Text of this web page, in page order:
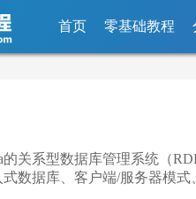
首页 零基础教程
的关系型数据库管理系统（
数据库、客户端/服务器模